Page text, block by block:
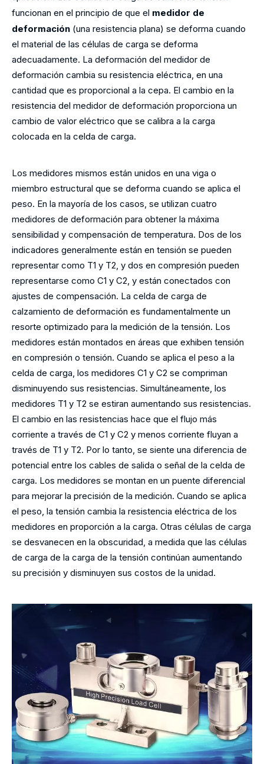
funcionan en el principio de que el medidor de
deformación (una resistencia plana) se deforma cuando
el material de las células de carga se deforma
adecuadamente. La deformación del medidor de
deformación cambia su resistencia eléctrica, en una
cantidad que es proporcional a la cepa. El cambio en la
resistencia del medidor de deformación proporciona un
cambio de valor eléctrico que se calibra a la carga
colocada en la celda de carga.
Los medidores mismos están unidos en una viga o
miembro estructural que se deforma cuando se aplica el
peso. En la mayoría de los casos, se utilizan cuatro
medidores de deformación para obtener la máxima
sensibilidad y compensación de temperatura. Dos de los
indicadores generalmente están en tensión se pueden
representar como T1 y T2, y dos en compresión pueden
representarse como C1 y C2, y están conectados con
ajustes de compensación. La celda de carga de
calzamiento de deformación es fundamentalmente un
resorte optimizado para la medición de la tensión. Los
medidores están montados en áreas que exhiben tensión
en compresión o tensión. Cuando se aplica el peso a la
celda de carga, los medidores C1 y C2 se compriman
disminuyendo sus resistencias. Simultáneamente, los
medidores T1 y T2 se estiran aumentando sus resistencias.
El cambio en las resistencias hace que el flujo más
corriente a través de C1 y C2 y menos corriente fluyan a
través de T1 y T2. Por lo tanto, se siente una diferencia de
potencial entre los cables de salida o señal de la celda de
carga. Los medidores se montan en un puente diferencial
para mejorar la precisión de la medición. Cuando se aplica
el peso, la tensión cambia la resistencia eléctrica de los
medidores en proporción a la carga. Otras células de carga
se desvanecen en la obscuridad, a medida que las células
de carga de la carga de la tensión continúan aumentando
su precisión y disminuyen sus costos de la unidad.